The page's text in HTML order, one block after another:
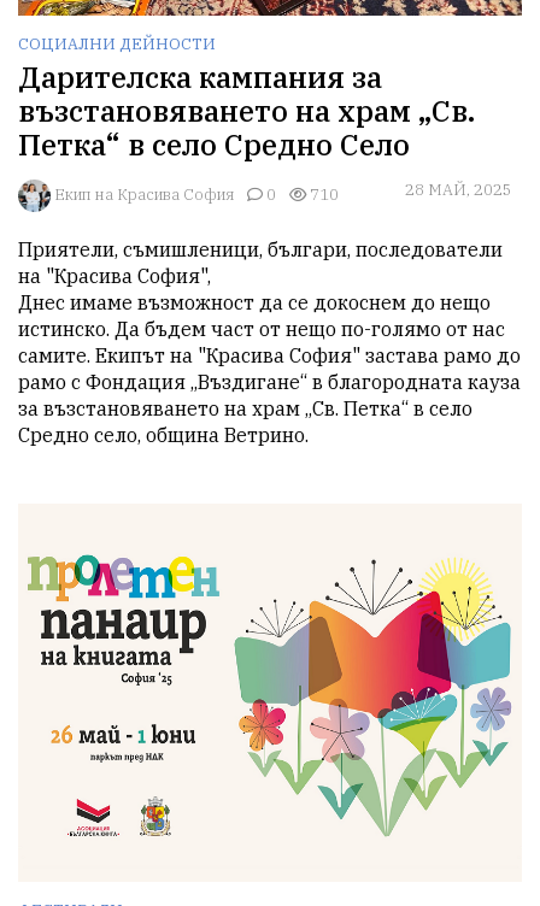
СОЦИАЛНИ ДЕЙНОСТИ
Дарителска кампания за
възстановяването на храм „Св.
Петка“ в село Средно Село
Екип на Красива София 0 710 28 МАЙ, 2025
Приятели, съмишленици, българи, последователи
на "Красива София",
Днес имаме възможност да се докоснем до нещо
истинско. Да бъдем част от нещо по-голямо от нас
самите. Екипът на "Красива София" застава рамо до
рамо с Фондация „Въздигане“ в благородната кауза
за възстановяването на храм „Св. Петка“ в село
Средно село, община Ветрино.